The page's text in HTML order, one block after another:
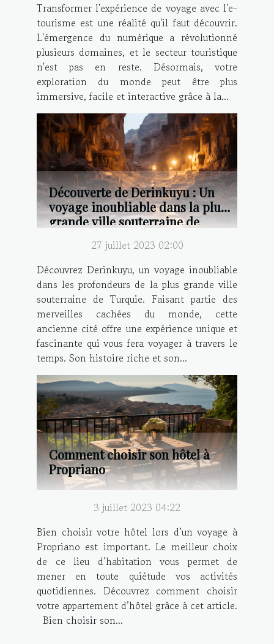
Transformer l'expérience de voyage avec l'e-
tourisme est une réalité qu'il faut découvrir.
L'émergence du numérique a révolutionné
plusieurs domaines, et le secteur touristique
n'est pas en reste. Désormais, votre
exploration du monde peut être plus
immersive, facile et interactive grâce à la...
Découverte de Derinkuyu : Un
voyage inoubliable dans la plus
grande ville souterraine de
27 juillet 2023 02:00
Découvrez Derinkuyu, un voyage inoubliable
dans les profondeurs de la plus grande ville
souterraine de Turquie. Faisant partie des
merveilles cachées du monde, cette
ancienne cité offre une expérience unique et
fascinante qui vous fera voyager à travers le
temps. Son histoire riche et son...
Comment choisir son hôtel à
Propriano
3 juillet 2023 04:22
Bien choisir votre hôtel lors d’un voyage à
Propriano est important. Le meilleur choix
de ce lieu d’habitation vous permet de
mener en toute quiétude vos activités
quotidiennes. Découvrez comment choisir
votre appartement d’hôtel grâce à cet article.
Bien choisir son...